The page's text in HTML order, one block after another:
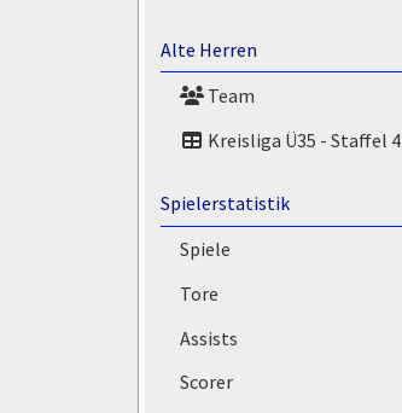
Alte Herren
Team
Kreisliga Ü35 - Staffel 4
Spielerstatistik
Spiele
Tore
Assists
Scorer